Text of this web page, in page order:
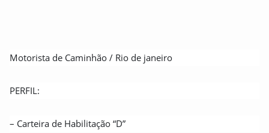
Motorista de Caminhão / Rio de janeiro
PERFIL:
– Carteira de Habilitação “D”